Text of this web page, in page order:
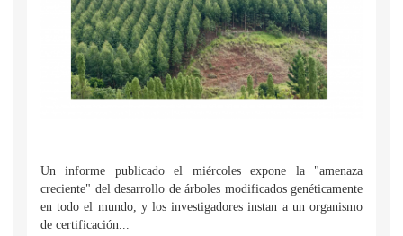
Un informe publicado el miércoles expone la "amenaza
creciente" del desarrollo de árboles modificados genéticamente
en todo el mundo, y los investigadores instan a un organismo
de certificación...